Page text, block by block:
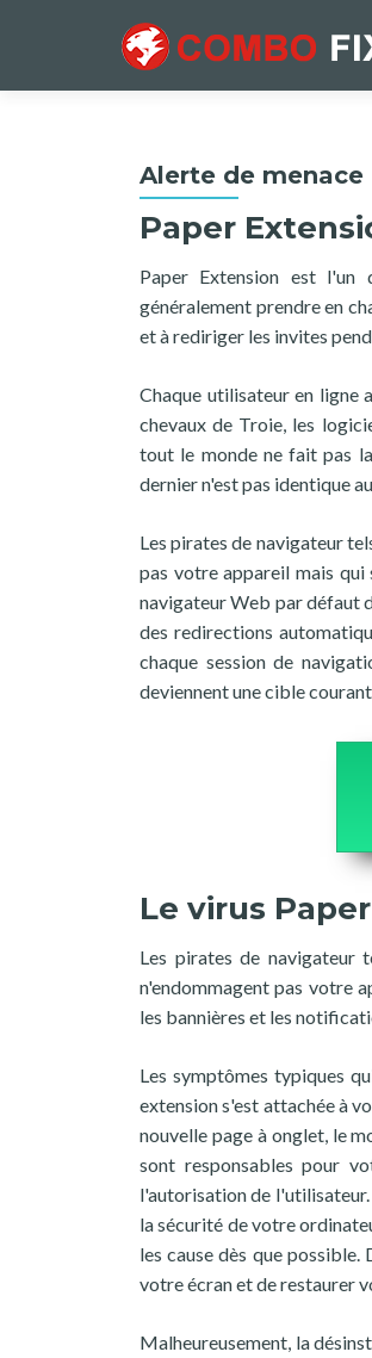
Alerte de menace
Paper
Paper Extension est l'un
généralement prendre en
et à rediriger les invites
Chaque utilisateur en ligne
chevaux de Troie, les
tout le monde ne fait pas
dernier n'est pas identique
Les pirates de navigateur
pas votre appareil mais qui
navigateur Web par défaut
des redirections
chaque session de
deviennent une cible
Le virus
Les pirates de navigateur
n'endommagent pas votre
les bannières et les
Les symptômes typiques
extension s'est attachée à
nouvelle page à onglet, le
sont responsables pour
l'autorisation de
la sécurité de votre
les cause dès que
votre écran et de restaurer
Malheureusement, la